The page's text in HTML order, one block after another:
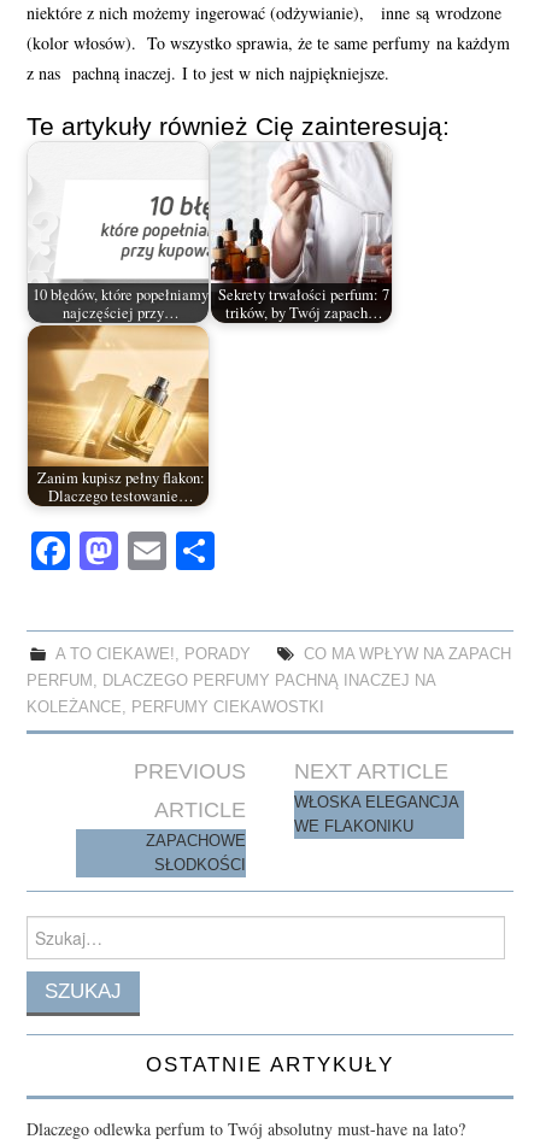
niektóre z nich możemy ingerować (odżywianie), inne są wrodzone
(kolor włosów). To wszystko sprawia, że te same perfumy na każdym
z nas pachną inaczej. I to jest w nich najpiękniejsze.
Te artykuły również Cię zainteresują:
10 błędów, które popełniamy
najczęściej przy…
Sekrety trwałości perfum: 7
trików, by Twój zapach…
Zanim kupisz pełny flakon:
Dlaczego testowanie…
Fa
bo
ok
M
to
do
n
E
ailre
A TO CIEKAWE!, PORADY
CO MA WPŁYW NA ZAPACH
PERFUM , DLACZEGO PERFUMY PACHNĄ INACZEJ NA
KOLEŻANCE, PERFUMY CIEKAWOSTKI
navigation
PREVIOUS
ARTICLE
ZAPACHOWE
SŁODKOŚCI
NEXT ARTICLE
WŁOSKA ELEGANCJA
WE FLAKONIKU
Search
for:
OSTATNIE ARTYKUŁY
Dlaczego odlewka perfum to Twój absolutny must-have na lato?